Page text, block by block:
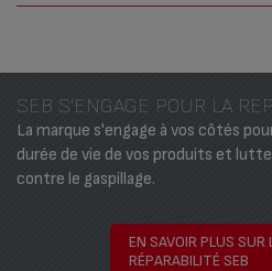
SEB S'ENGAGE POUR LA
La marque s'engage à vos côtés
durée de vie de vos produits et
contre le gaspillage.
EN SAVOIR PLUS SUR
RÉPARABILITÉ SEB